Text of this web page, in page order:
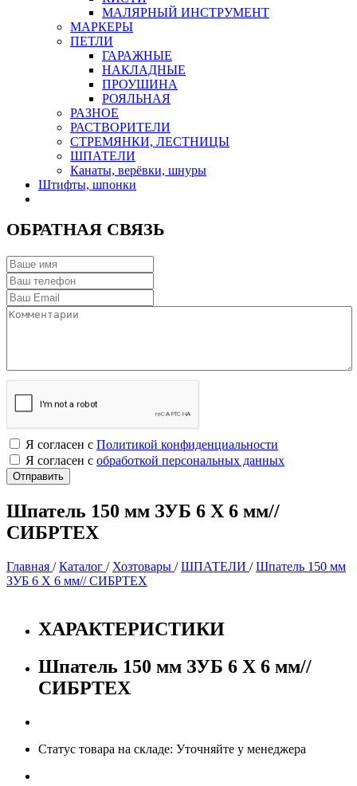
МАЛЯРНЫЙ ИНСТРУМЕНТ
МАРКЕРЫ
ПЕТЛИ
ГАРАЖНЫЕ
НАКЛАДНЫЕ
ПРОУШИНА
РОЯЛЬНАЯ
РАЗНОЕ
РАСТВОРИТЕЛИ
СТРЕМЯНКИ, ЛЕСТНИЦЫ
ШПАТЕЛИ
Канаты, верёвки, шнуры
Штифты, шпонки
ОБРАТНАЯ СВЯЗЬ
Я согласен с Политикой конфиденциальности
Я согласен с обработкой персональных данных
Шпатель 150 мм ЗУБ 6 Х 6 мм//
СИБРТЕХ
Главная /Каталог / Хозтовары /ШПАТЕЛИ /Шпатель 150 мм
ЗУБ 6 Х 6 мм// СИБРТЕХ
ХАРАКТЕРИСТИКИ
Шпатель 150 мм ЗУБ 6 Х 6 мм//
СИБРТЕХ
Статус товара на складе: Уточняйте у менеджера